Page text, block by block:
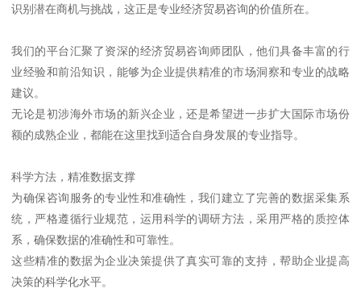
识别潜在商机与挑战，这正是专业经济贸易咨询的价值所在。
我们的平台汇聚了资深的经济贸易咨询师团队，他们具备丰富的行
业经验和前沿知识，能够为企业提供精准的市场洞察和专业的战略
建议。
无论是初涉海外市场的新兴企业，还是希望进一步扩大国际市场份
额的成熟企业，都能在这里找到适合自身发展的专业指导。
科学方法，精准数据支撑
为确保咨询服务的专业性和准确性，我们建立了完善的数据采集系
统，严格遵循行业规范，运用科学的调研方法，采用严格的质控体
系，确保数据的准确性和可靠性。
这些精准的数据为企业决策提供了真实可靠的支持，帮助企业提高
决策的科学化水平。